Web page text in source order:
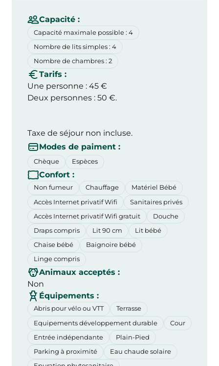
Capacité :
Capacité maximale possible : 4
Nombre de lits simples : 4
Nombre de chambres : 2
Tarifs :
Une personne : 45 €
Deux personnes : 50 €.
Taxe de séjour non incluse.
Modes de paiment :
Chèque Espèces
Confort :
Non fumeur Chauffage
Matériel Bébé
Accès Internet privatif Wifi
Sanitaires privés
Accès Internet privatif Wifi gratuit
Douche
Draps compris
Lit 90 cm
Lit bébé
Chaise bébé
Baignoire bébé
Linge compris
Animaux acceptés :
Non
Équipements :
Abris pour vélo ou VTT
Terrasse
Equipements développement durable
Cour
Entrée indépendante
Plain-Pied
Parking à proximité
Eau chaude solaire